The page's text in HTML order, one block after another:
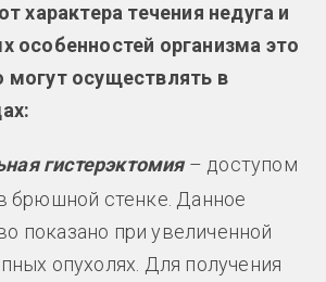
характера течения недуга и
особенностей организма это
могут осуществлять в
гистерэктомия – доступом
брюшной стенке. Данное
показано при увеличенной
опухолях. Для получения